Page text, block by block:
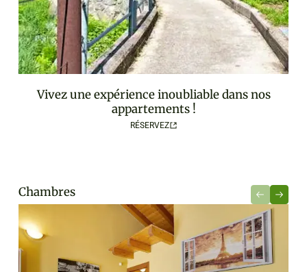
Vivez une expérience inoubliable dans nos
appartements !
RÉSERVEZ
Chambres